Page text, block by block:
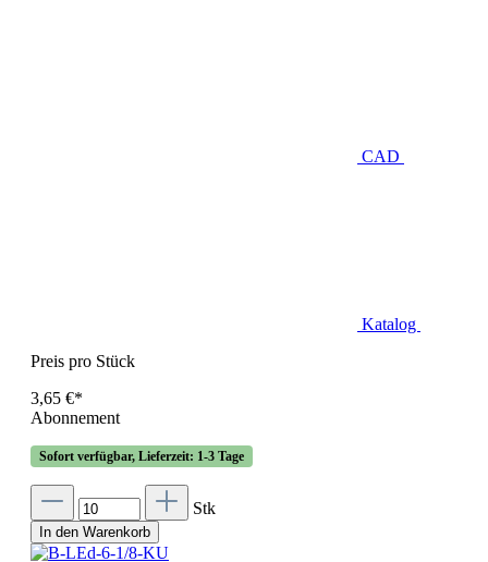
CAD
Katalog
Preis pro Stück
3,65 €*
Abonnement
Sofort verfügbar, Lieferzeit: 1-3 Tage
Stk
In den Warenkorb